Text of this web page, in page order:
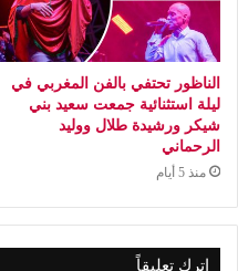
الناظور تحتفي بالفن المغربي في
ليلة استثنائية جمعت سعيد بني
شيكر ورشيدة طلال ووليد
الرحماني
منذ 5 أيام
اترك تعليقاً